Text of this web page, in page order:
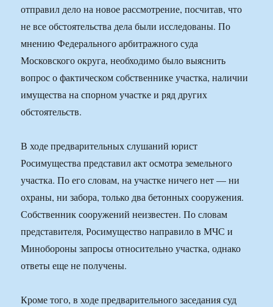
отправил дело на новое рассмотрение, посчитав, что
не все обстоятельства дела были исследованы. По
мнению Федерального арбитражного суда
Московского округа, необходимо было выяснить
вопрос о фактическом собственнике участка, наличии
имущества на спорном участке и ряд других
обстоятельств.
В ходе предварительных слушаний юрист
Росимущества представил акт осмотра земельного
участка. По его словам, на участке ничего нет — ни
охраны, ни забора, только два бетонных сооружения.
Собственник сооружений неизвестен. По словам
представителя, Росимущество направило в МЧС и
Минобороны запросы относительно участка, однако
ответы еще не получены.
Кроме того, в ходе предварительного заседания суд